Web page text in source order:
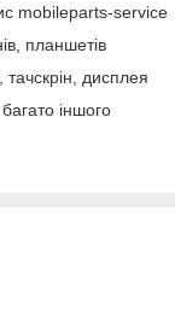
mobileparts-service
планшетів
дисплея
іншого